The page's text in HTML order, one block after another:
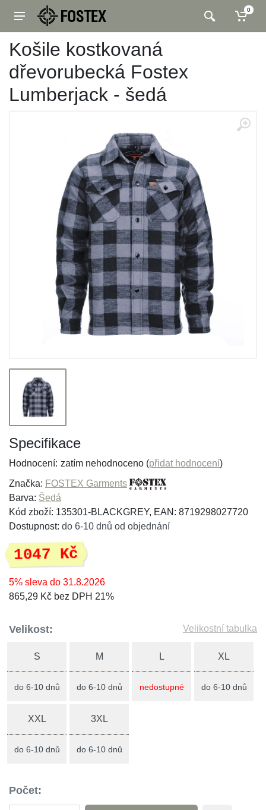
0
Košile kostkovaná
dřevorubecká Fostex
Lumberjack - šedá
Specifikace
Hodnocení: zatím nehodnoceno (přidat hodnocení)
Značka: FOSTEX Garments
Barva: Šedá
Kód zboží: 135301-BLACKGREY, EAN: 8719298027720
Dostupnost: do 6-10 dnů od objednání
1047 Kč
5% sleva do 31.8.2026
865,29 Kč bez DPH 21%
Velikost: Velikostní tabulka
S
do 6-10 dnů
M
do 6-10 dnů
L
nedostupné
XL
do 6-10 dnů
XXL
do 6-10 dnů
3XL
do 6-10 dnů
Počet: